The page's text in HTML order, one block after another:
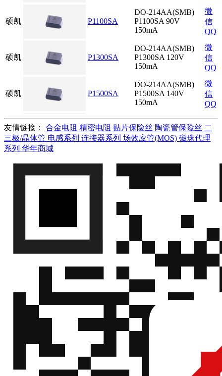
硕凯 P1100SA
DO-214AA(SMB)
P1100SA 90V
150mA
微
信
QQ
硕凯 P1300SA
DO-214AA(SMB)
P1300SA 120V
150mA
微
信
QQ
硕凯 P1500SA
DO-214AA(SMB)
P1500SA 140V
150mA
微
信
QQ
硕凯 P1800SA
DO-214AA(SMB)
P1800SA 170V
150mA
微
信
QQ
硕凯 P2000SA
P2000SA 180V
150mA
P2300SA
微
信
P3100SA
DO-214AA(SMB)
微
DO-214AA(SMB)
DO-214AA(SMB)
P3500SA 320V
150mA
P4000SA
150mA
友情链接： 合金电阻 精密电阻 贴片保险丝 陶瓷管保险丝 二
三极/晶体管 电感系列 连接器系列 场效应管(MOS) 磁珠代理
系列 华年商城